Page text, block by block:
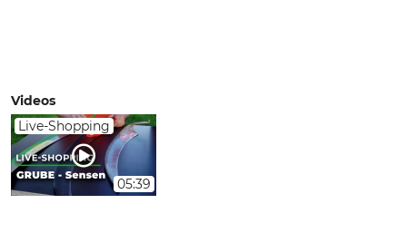
Videos
Live-Shopping
05:39